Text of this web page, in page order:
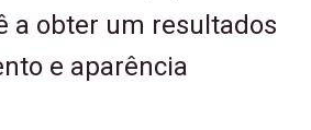
a obter um resultados
e aparência